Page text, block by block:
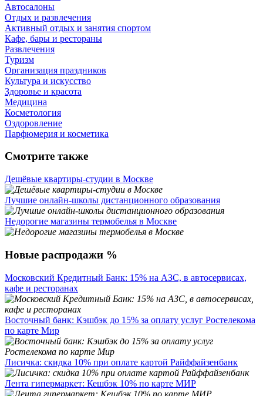
Автосалоны
Отдых и развлечения
Активный отдых и занятия спортом
Кафе, бары и рестораны
Развлечения
Туризм
Организация праздников
Культура и искусство
Здоровье и красота
Медицина
Косметология
Оздоровление
Парфюмерия и косметика
Смотрите также
Дешёвые квартиры-студии в Москве
Лучшие онлайн-школы дистанционного образования
Недорогие магазины термобелья в Москве
Новые распродажи %
Московский Кредитный Банк: 15% на АЗС, в автосервисах,
кафе и ресторанах
Восточный банк: Кэшбэк до 15% за оплату услуг Ростелекома
по карте Мир
Лисичка: скидка 10% при оплате картой Райффайзенбанк
Лента гипермаркет: Кешбэк 10% по карте МИР